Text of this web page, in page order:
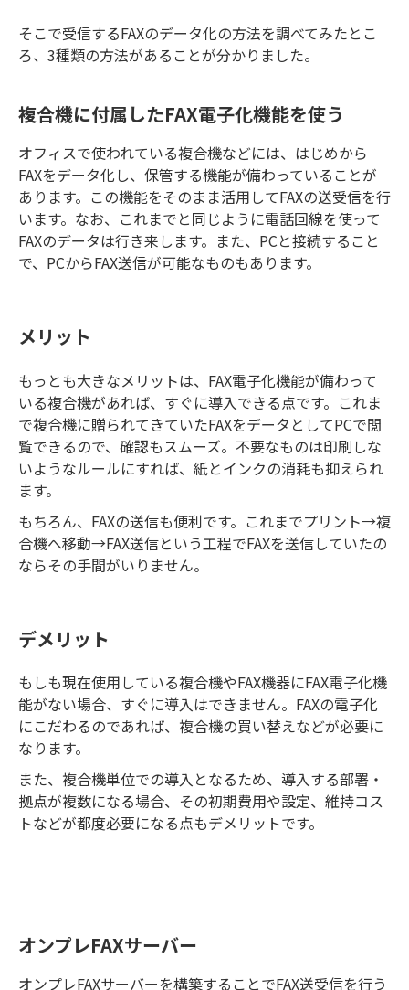
そこで受信するFAXのデータ化の方法を調べてみたとこ
ろ、3種類の方法があることが分かりました。
複合機に付属したFAX電子化機能を使う
オフィスで使われている複合機などには、はじめから
FAXをデータ化し、保管する機能が備わっていることが
あります。この機能をそのまま活用してFAXの送受信を行
います。なお、これまでと同じように電話回線を使って
FAXのデータは行き来します。また、PCと接続すること
で、PCからFAX送信が可能なものもあります。
メリット
もっとも大きなメリットは、FAX電子化機能が備わって
いる複合機があれば、すぐに導入できる点です。これま
で複合機に贈られてきていたFAXをデータとしてPCで閲
覧できるので、確認もスムーズ。不要なものは印刷しな
いようなルールにすれば、紙とインクの消耗も抑えられ
ます。
もちろん、FAXの送信も便利です。これまでプリント→複
合機へ移動→FAX送信という工程でFAXを送信していたの
ならその手間がいりません。
デメリット
もしも現在使用している複合機やFAX機器にFAX電子化機
能がない場合、すぐに導入はできません。FAXの電子化
にこだわるのであれば、複合機の買い替えなどが必要に
なります。
また、複合機単位での導入となるため、導入する部署・
拠点が複数になる場合、その初期費用や設定、維持コス
トなどが都度必要になる点もデメリットです。
オンプレFAXサーバー
オンプレFAXサーバーを構築することでFAX送受信を行う